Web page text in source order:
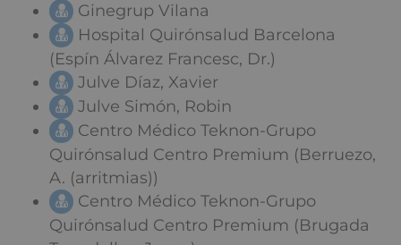
Ginegrup Vilana
Hospital Quirónsalud Barcelona
(Espín Álvarez Francesc, Dr.)
Julve Díaz, Xavier
Julve Simón, Robin
Centro Médico Teknon-Grupo
Quirónsalud Centro Premium (Berruezo,
A. (arritmias))
Centro Médico Teknon-Grupo
Quirónsalud Centro Premium (Brugada